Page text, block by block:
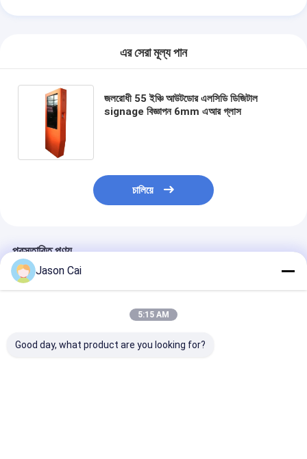
এর সেরা মূল্য পান
জলরোধী 55 ইঞ্চি আউটডোর এলসিডি ডিজিটাল
signage বিজ্ঞাপন 6mm এআর গ্লাস
চালিয়ে
প্রস্তাবিত পণ্য
Jason Cai
5:15 AM
Good day, what product are you looking for?